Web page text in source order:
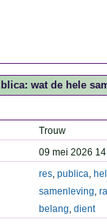
wat de hele
Trouw
09 mei 2026
res, publica,
samenleving,
belang, dient